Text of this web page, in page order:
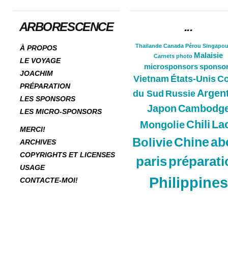
ARBORESCENCE
À PROPOS
LE VOYAGE
JOACHIM
PRÉPARATION
LES SPONSORS
LES MICRO-SPONSORS
MERCI!
ARCHIVES
COPYRIGHTS ET LICENSES
USAGE
CONTACTE-MOI!
...
Thailande Canada Pérou
Carnets photo Malaisie
microsponsors
Vietnam États-Unis
du Sud Russie
Japon
Mongolie Chili
BolivieChine
paris
Philippines